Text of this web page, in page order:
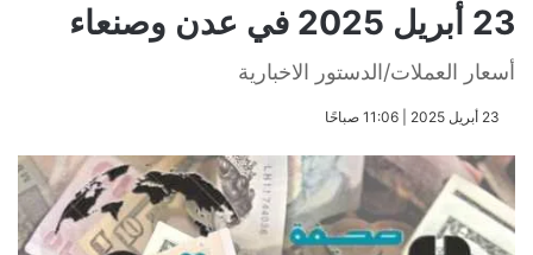
23 أبريل 2025 في عدن وصنعاء
أسعار العملات/الدستور الاخبارية
​23 أبريل 2025 | 11:06 صباحًا